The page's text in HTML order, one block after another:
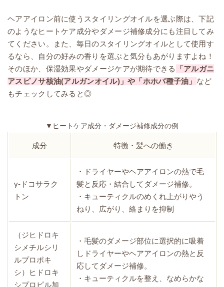
ヘアアイロン前に使うスタイリングオイルを選ぶ際は、下記
のようなヒートケア成分やダメージ補修成分にも注目してみ
てください。また、毎日のスタイリングオイルとして使用す
るなら、自分の好みの香りを選ぶと気分もあがりますよね！
そのほか、保湿効果やダメージケアが期待できる
「アルガニ
アスピノサ核油(アルガンオイル)」や「ホホバ種子油」 など
もチェックしてみると◎
▼ヒートケア成分・ダメージ補修成分の例
成分 特徴・髪への働き
γ-ドコサラク
トン
・ドライヤーやヘアアイロンの熱で毛
髪と反応・結合してダメージ補修。
・キューティクルのめくれ上がりやう
ねり、広がり、絡まりを抑制
（ジヒドロキ
シメチルシリ
ルプロポキ
シ）ヒドロキ
シプロピル加
・毛髪のダメージ部位に選択的に吸着
しドライヤーやヘアアイロンの熱と反
応してダメージ補修。
・キューティクルを整え、なめらかな